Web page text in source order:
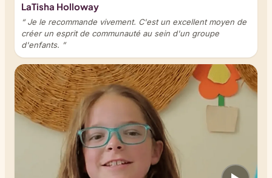
LaTisha Holloway
“ Je le recommande vivement. C'est un excellent moyen de
créer un esprit de communauté au sein d'un groupe
d'enfants. ”